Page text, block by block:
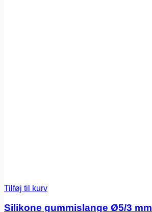
Tilføj til kurv
Silikone gummislange Ø5/3 mm